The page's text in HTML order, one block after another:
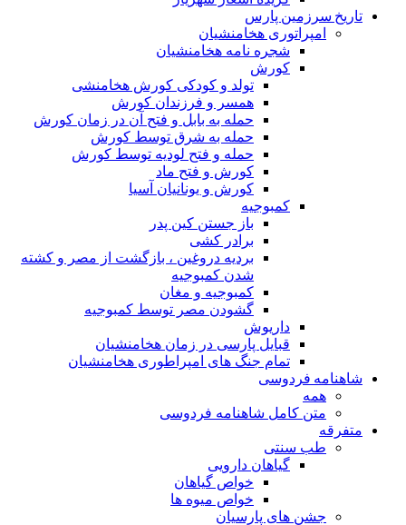
تاریخ سرزمین پارس
امپراتوری هخامنشیان
شجره نامه هخامنشیان
کورش
تولد و کودکی کورش هخامنشی
همسر و فرزندان کورش
حمله به بابل و فتح آن در زمان کورش
حمله به شرق توسط کورش
حمله و فتح لودیه توسط کورش
کورش و فتح ماد
کورش و یونانیان آسیا
کمبوجیه
باز جستن کین پدر
برادر کشی
بردیه دروغین ، بازگشت از مصر و کشته
شدن کمبوجیه
کمبوجیه و مغان
گشودن مصر توسط کمبوجیه
داریوش
قبایل پارسی در زمان هخامنشیان
تمام جنگ های امپراطوری هخامنشیان
شاهنامه فردوسی
همه
متن کامل شاهنامه فردوسی
متفرقه
طب سنتی
گیاهان دارویی
خواص گیاهان
خواص میوه ها
جشن های پارسیان